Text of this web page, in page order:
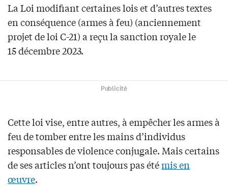
La Loi modifiant certaines lois et d’autres textes
en conséquence (armes à feu) (anciennement
projet de loi C-21) a reçu la sanction royale le
15 décembre 2023.
Publicité
Cette loi vise, entre autres, à empêcher les armes à
feu de tomber entre les mains d’individus
responsables de violence conjugale. Mais certains
de ses articles n’ont toujours pas étémis en
œuvre.